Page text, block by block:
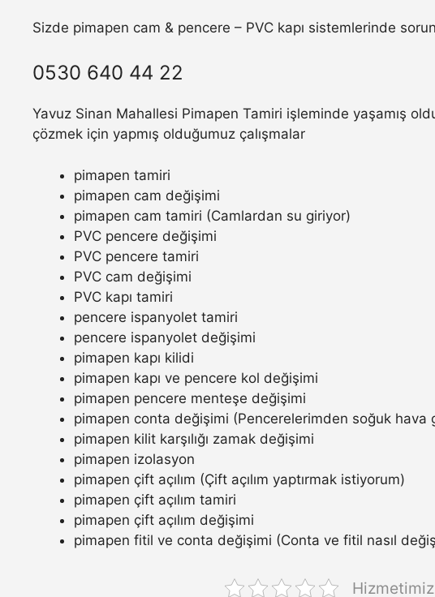
Sizde pimapen cam & pencere – PVC kapı sistemlerinde
0530 640 44 22
Yavuz Sinan Mahallesi Pimapen Tamiri işleminde yaşamış
çözmek için yapmış olduğumuz çalışmalar
pimapen tamiri
pimapen cam değişimi
pimapen cam tamiri (Camlardan su giriyor)
PVC pencere değişimi
PVC pencere tamiri
PVC cam değişimi
PVC kapı tamiri
pencere ispanyolet tamiri
pencere ispanyolet değişimi
pimapen kapı kilidi
pimapen kapı ve pencere kol değişimi
pimapen pencere menteşe değişimi
pimapen conta değişimi (Pencerelerimden soğuk hava
pimapen kilit karşılığı zamak değişimi
pimapen izolasyon
pimapen çift açılım (Çift açılım yaptırmak istiyorum)
pimapen çift açılım tamiri
pimapen çift açılım değişimi
pimapen fitil ve conta değişimi (Conta ve fitil nasıl